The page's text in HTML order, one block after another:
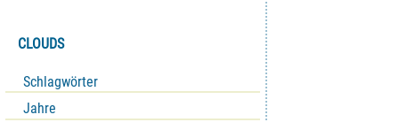
CLOUDS
Schlagwörter
Jahre